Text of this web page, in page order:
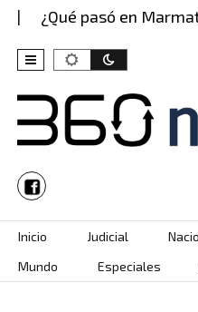
¿Qué pasó en
Skip to content
Inicio Judicial
Mundo
Especiales